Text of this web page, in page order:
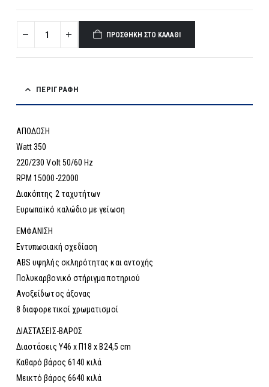
ΠΡΟΣΘΉΚΗ ΣΤΟ ΚΑΛΆΘΙ
ΠΕΡΙΓΡΑΦΉ
ΑΠΟΔΟΣΗ
Watt 350
220/230 Volt 50/60 Hz
RPM 15000-22000
Διακόπτης 2 ταχυτήτων
Ευρωπαϊκό καλώδιο με γείωση
ΕΜΦΑΝΙΣΗ
Εντυπωσιακή σχεδίαση
ABS υψηλής σκληρότητας και αντοχής
Πολυκαρβονικό στήριγμα ποτηριού
Ανοξείδωτος άξονας
8 διαφορετικοί χρωματισμοί
ΔΙΑΣΤΑΣΕΙΣ-ΒΑΡΟΣ
Διαστάσεις Υ46 x Π18 x Β24,5 cm
Καθαρό βάρος 6140 κιλά
Μεικτό βάρος 6640 κιλά